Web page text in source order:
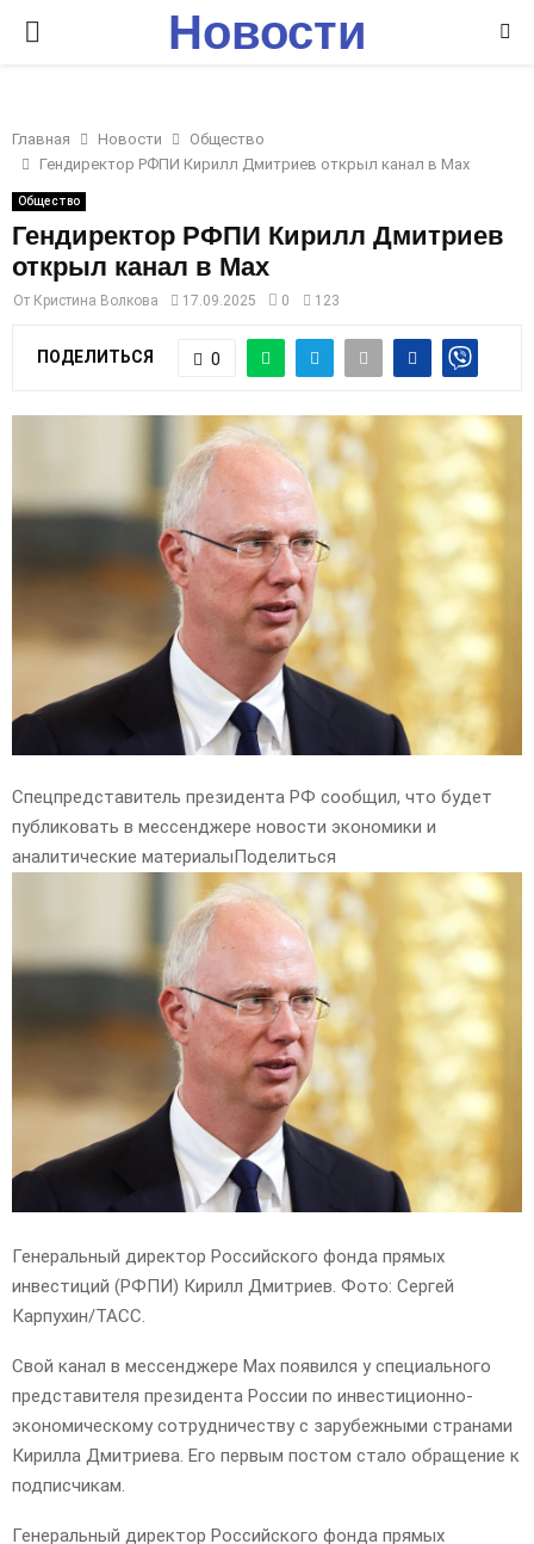
P
I
M
A
R
Y
Новости
Главная Новости
Общество
Гендиректор РФПИ Кирилл Дмитриев открыл канал в Max
Общество
Гендиректор РФПИ Кирилл Дмитриев
открыл канал в Max
От Кристина Волкова 17.09.2025 0 123
ПОДЕЛИТЬСЯ 0
Спецпредставитель президента РФ сообщил, что будет
публиковать в мессенджере новости экономики и
аналитические материалыПоделиться
Генеральный директор Российского фонда прямых
инвестиций (РФПИ) Кирилл Дмитриев. Фото: Сергей
Карпухин/ТАСС.
Свой канал в мессенджере Max появился у специального
представителя президента России по инвестиционно-
экономическому сотрудничеству с зарубежными странами
Кирилла Дмитриева. Его первым постом стало обращение к
подписчикам.
Генеральный директор Российского фонда прямых